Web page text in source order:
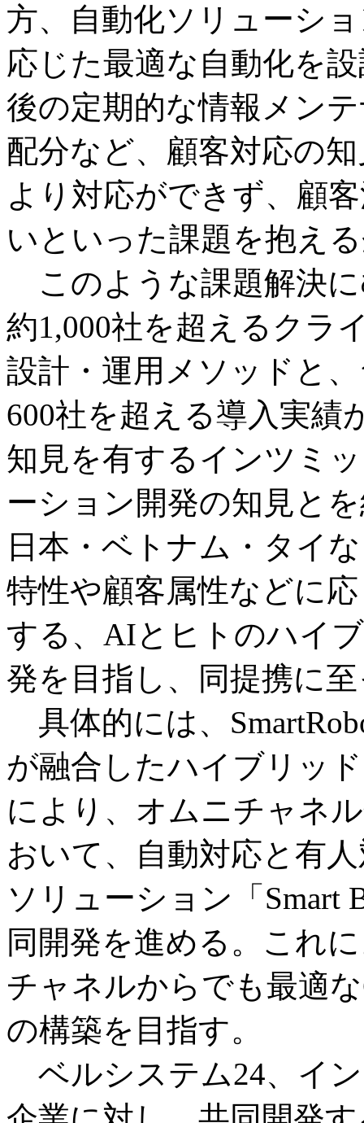
方、自動化ソリューシ
応じた最適な自動化を
後の定期的な情報メン
配分など、顧客対応の
より対応ができず、顧
いといった課題を抱え
このような課題解決
約1,000社を超えるクラ
設計・運用メソッドと
600社を超える導入実績
知見を有するインツミ
ーション開発の知見と
日本・ベトナム・タイ
特性や顧客属性などに
する、AIとヒトのハイ
発を目指し、同提携に
具体的には、
が融合したハイブリッ
により、オムニチャネ
おいて、自動対応と有
ソリューション「Smart
同開発を進める。これ
チャネルからでも最適
の構築を目指す。
ベルシステム24、イ